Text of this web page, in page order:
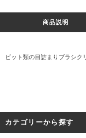
商品説明
ビット類の目詰まりブラシク
カテゴリーから探す